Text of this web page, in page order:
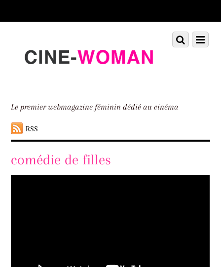
down
Le premier webmagazine féminin dédié au cinéma
RSS
Menu
Scroll
down
comédie de filles